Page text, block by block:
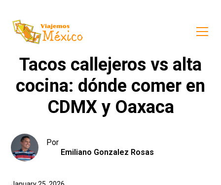
Tacos callejeros vs alta
cocina: dónde comer en
CDMX y Oaxaca
Por
Emiliano Gonzalez Rosas